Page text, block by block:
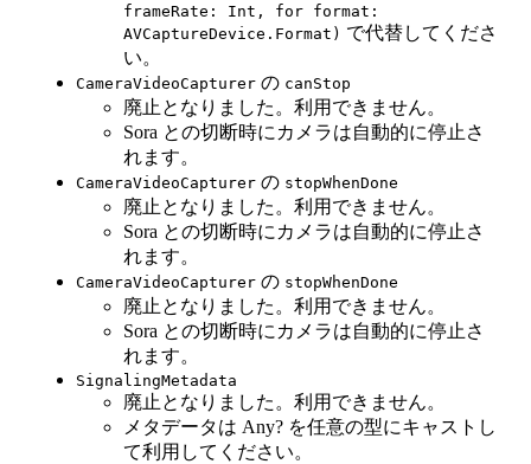
frameRate: Int, for format:
AVCaptureDevice.Format) で代替してくださ
い。
CameraVideoCapturer の canStop
廃止となりました。利用できません。
Sora との切断時にカメラは自動的に停止さ
れます。
CameraVideoCapturer の stopWhenDone
廃止となりました。利用できません。
Sora との切断時にカメラは自動的に停止さ
れます。
CameraVideoCapturer の stopWhenDone
廃止となりました。利用できません。
Sora との切断時にカメラは自動的に停止さ
れます。
SignalingMetadata
廃止となりました。利用できません。
メタデータは Any? を任意の型にキャストし
て利用してください。